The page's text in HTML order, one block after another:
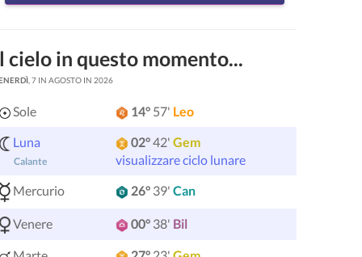
cielo in questo momento...
, 7 IN AGOSTO IN 2026
Sole 14°57' Leo
Luna
Calante
02°42' Gem
visualizzare ciclo lunare
Mercurio
26°39' Can
Venere 00°38' Bil